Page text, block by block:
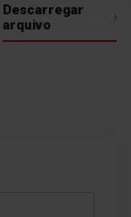
a
o
Descarregar
arquivo